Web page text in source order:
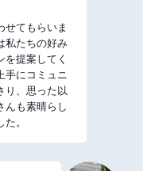
せてもらいま
私たちの好み
を提案してく
手にコミュニ
り、思った以
んも素晴らし
。